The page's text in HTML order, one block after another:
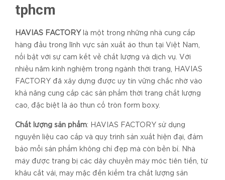
tphcm
HAVIAS FACTORY là một trong những nhà cung cấp
hàng đầu trong lĩnh vực sản xuất áo thun tại Việt Nam,
nổi bật với sự cam kết về chất lượng và dịch vụ. Với
nhiều năm kinh nghiệm trong ngành thời trang, HAVIAS
FACTORY đã xây dựng được uy tín vững chắc nhờ vào
khả năng cung cấp các sản phẩm thời trang chất lượng
cao, đặc biệt là áo thun cổ tròn form boxy.
Chất lượng sản phẩm: HAVIAS FACTORY sử dụng
nguyên liệu cao cấp và quy trình sản xuất hiện đại, đảm
bảo mỗi sản phẩm không chỉ đẹp mà còn bền bỉ. Nhà
máy được trang bị các dây chuyền máy móc tiên tiến, từ
khâu cắt vải, may mặc đến kiểm tra chất lượng sản